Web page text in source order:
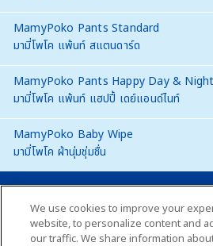
MamyPoko Pants Standard
มามี่โพโค แพ้นท์ สแตนดาร์ด
MamyPoko Pants Happy Day & Night
มามี่โพโค แพ้นท์ แฮปปี้ เดย์แอนด์ไนท์
MamyPoko Baby Wipe
มามี่โพโค ผ้านุ่มชุ่มชื่น
We use cookies to improve your
website, to personalize content and
our traffic. We share information